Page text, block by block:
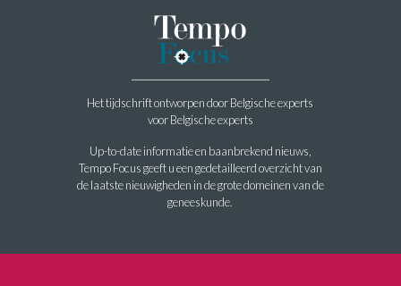
Het tijdschrift ontworpen door Belgische experts
voor Belgische experts
Up-to-date informatie en baanbrekend nieuws,
Tempo Focus geeft u een gedetailleerd overzicht van
de laatste nieuwigheden in de grote domeinen van de
geneeskunde.